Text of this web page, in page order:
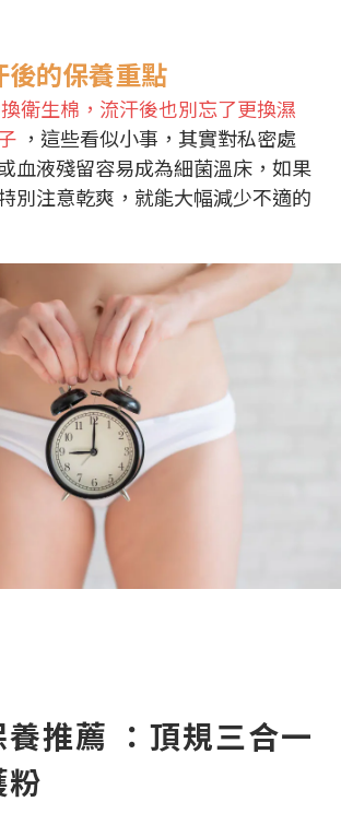
後的保養重點
衛生棉，流汗後也別忘了更換濕
，這些看似小事，其實對私密處
血液殘留容易成為細菌溫床，如果
別注意乾爽，就能大幅減少不適的
推薦 ：頂規三合一